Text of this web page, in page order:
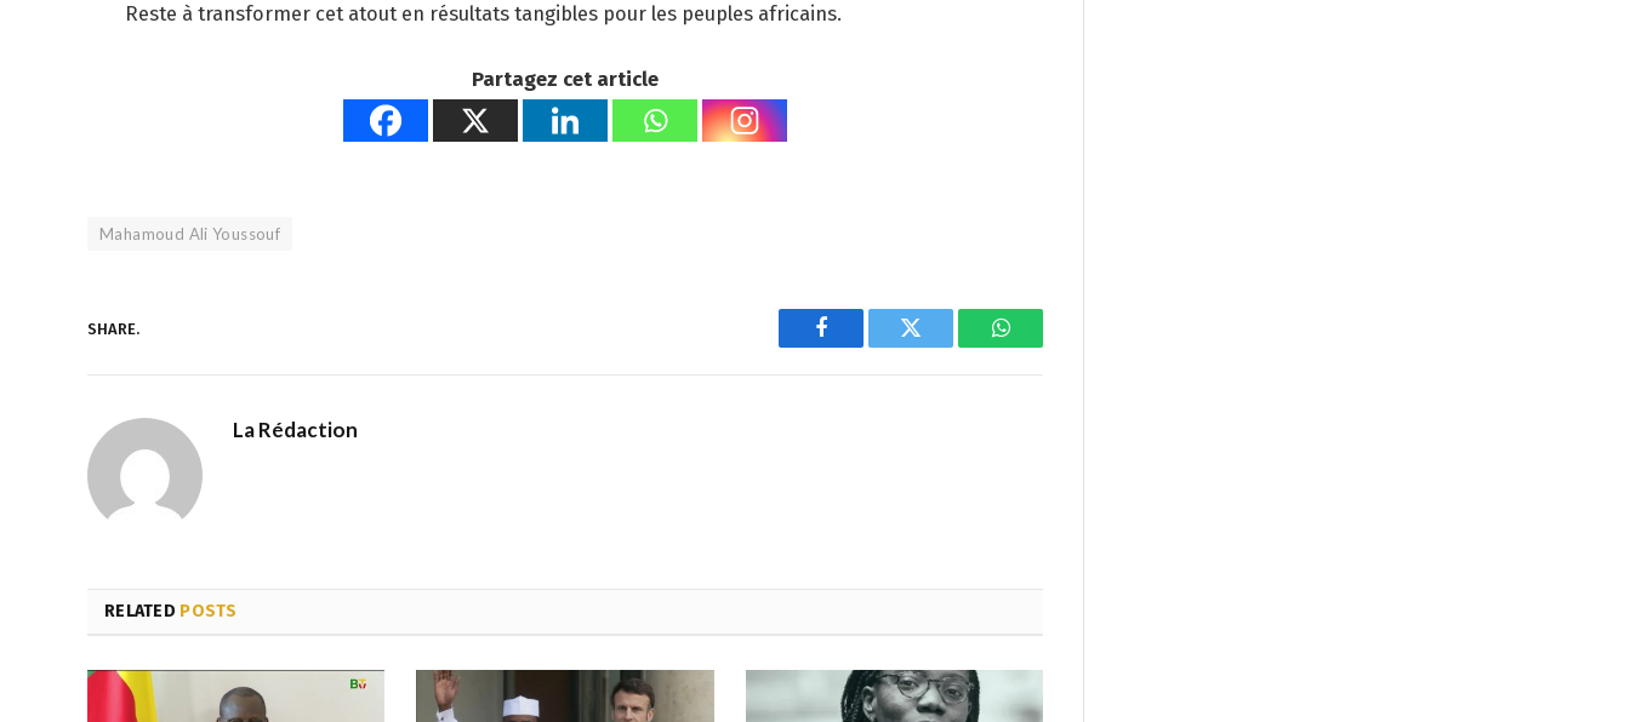
Reste à transformer cet atout en résultats tangibles pour les peuples africains.
Partagez cet article
Mahamoud Ali Youssouf
SHARE.
Facebook Twitter WhatsApp
La Rédaction
RELATED POSTS